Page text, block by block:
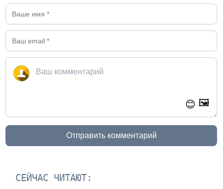
😊 🖼️
Отправить комментарий
СЕЙЧАС ЧИТАЮТ: